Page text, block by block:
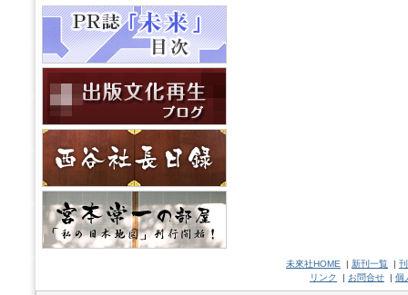
未來社HOME | 新刊一覧 |
リンク
| お問合せ | 個